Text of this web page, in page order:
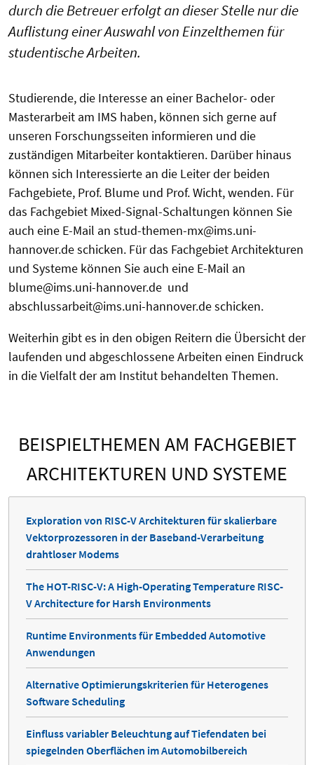
durch die Betreuer erfolgt an dieser Stelle nur die
Auflistung einer Auswahl von Einzelthemen für
studentische Arbeiten.
Studierende, die Interesse an einer Bachelor- oder
Masterarbeit am IMS haben, können sich gerne auf
unseren Forschungsseiten informieren und die
zuständigen Mitarbeiter kontaktieren. Darüber hinaus
können sich Interessierte an die Leiter der beiden
Fachgebiete, Prof. Blume und Prof. Wicht, wenden. Für
das Fachgebiet Mixed-Signal-Schaltungen können Sie
auch eine E-Mail an stud-themen-mx@ims.uni-
hannover.de schicken. Für das Fachgebiet Architekturen
und Systeme können Sie auch eine E-Mail an
blume@ims.uni-hannover.de und
abschlussarbeit@ims.uni-hannover.de schicken.
Weiterhin gibt es in den obigen Reitern die Übersicht der
laufenden und abgeschlossene Arbeiten einen Eindruck
in die Vielfalt der am Institut behandelten Themen.
BEISPIELTHEMEN AM FACHGEBIET
ARCHITEKTUREN UND SYSTEME
Exploration von RISC-V Architekturen für skalierbare
Vektorprozessoren in der Baseband-Verarbeitung
drahtloser Modems
The HOT-RISC-V: A High-Operating Temperature RISC-
V Architecture for Harsh Environments
Runtime Environments für Embedded Automotive
Anwendungen
Alternative Optimierungskriterien für Heterogenes
Software Scheduling
Einfluss variabler Beleuchtung auf Tiefendaten bei
spiegelnden Oberflächen im Automobilbereich